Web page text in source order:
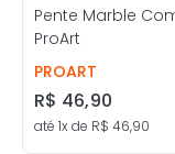
Pente Marble
ProArt
PROART
R$ 46,90
até 1x de R$ 46,90